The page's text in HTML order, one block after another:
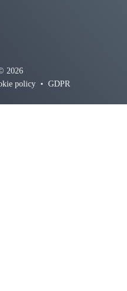
2026
policy • GDPR